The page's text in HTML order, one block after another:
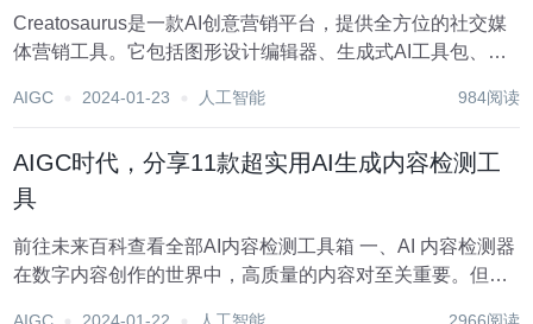
Creatosaurus是一款AI创意营销平台，提供全方位的社交媒
体营销工具。它包括图形设计编辑器、生成式AI工具包、社
高社交媒体营销效率，降低成本，并提供全面的数据分析。
AIGC 2024-01-23 人工智能 984阅读
AIGC时代，分享11款超实用AI生成内容检测工
具
前往未来百科查看全部AI内容检测工具箱 一、AI 内容检测器
在数字内容创作的世界中，高质量的内容对至关重要。但随